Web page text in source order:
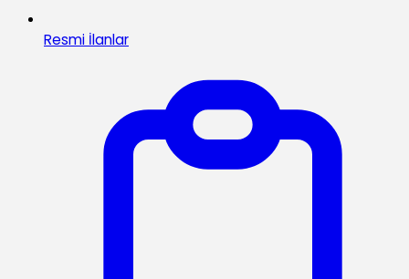
Resmi İlanlar